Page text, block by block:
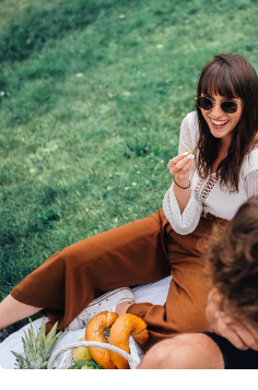
Внедорожный велоспорт